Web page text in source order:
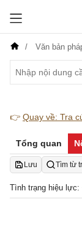
Văn bản
👉 Quay về: Tra
Tổng quan
Lưu Tìm từ
Tình trạng hiệu lực: